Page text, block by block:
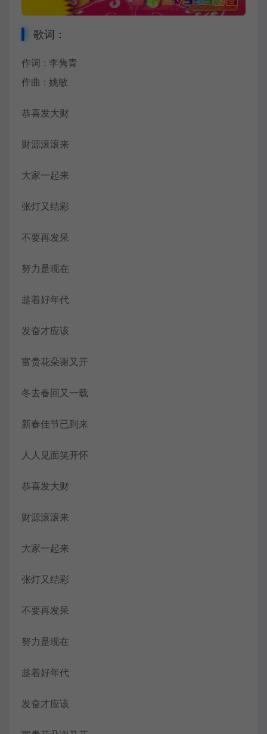
歌词：
作词 : 李隽青
作曲 : 姚敏
恭喜发大财
财源滚滚来
大家一起来
张灯又结彩
不要再发呆
努力是现在
趁着好年代
发奋才应该
富贵花朵谢又开
冬去春回又一载
新春佳节已到来
人人见面笑开怀
恭喜发大财
财源滚滚来
大家一起来
张灯又结彩
不要再发呆
努力是现在
趁着好年代
发奋才应该